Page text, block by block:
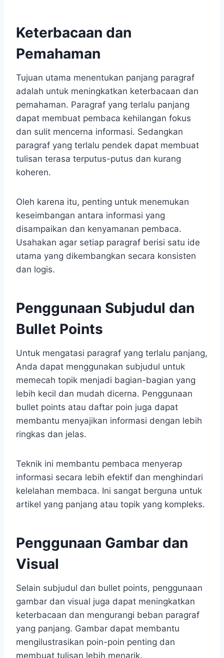
Keterbacaan dan
Pemahaman
Tujuan utama menentukan panjang paragraf
adalah untuk meningkatkan keterbacaan dan
pemahaman. Paragraf yang terlalu panjang
dapat membuat pembaca kehilangan fokus
dan sulit mencerna informasi. Sedangkan
paragraf yang terlalu pendek dapat membuat
tulisan terasa terputus-putus dan kurang
koheren.
Oleh karena itu, penting untuk menemukan
keseimbangan antara informasi yang
disampaikan dan kenyamanan pembaca.
Usahakan agar setiap paragraf berisi satu ide
utama yang dikembangkan secara konsisten
dan logis.
Penggunaan Subjudul dan
Bullet Points
Untuk mengatasi paragraf yang terlalu panjang,
Anda dapat menggunakan subjudul untuk
memecah topik menjadi bagian-bagian yang
lebih kecil dan mudah dicerna. Penggunaan
bullet points atau daftar poin juga dapat
membantu menyajikan informasi dengan lebih
ringkas dan jelas.
Teknik ini membantu pembaca menyerap
informasi secara lebih efektif dan menghindari
kelelahan membaca. Ini sangat berguna untuk
artikel yang panjang atau topik yang kompleks.
Penggunaan Gambar dan
Visual
Selain subjudul dan bullet points, penggunaan
gambar dan visual juga dapat meningkatkan
keterbacaan dan mengurangi beban paragraf
yang panjang. Gambar dapat membantu
mengilustrasikan poin-poin penting dan
membuat tulisan lebih menarik.